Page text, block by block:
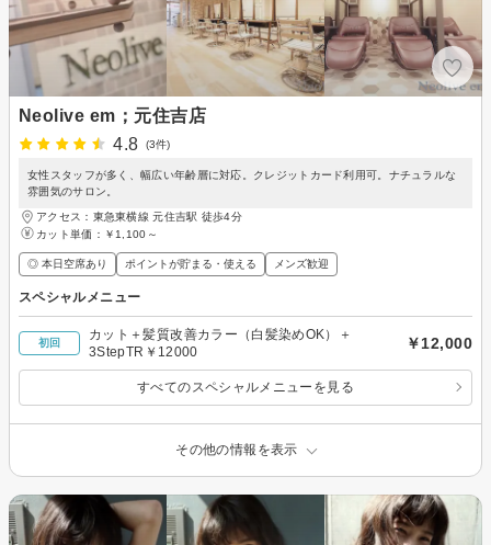
Neolive em；元住吉店
4.8
(3件)
女性スタッフが多く、幅広い年齢層に対応。クレジットカード利用可。ナチュラルな
雰囲気のサロン。
アクセス：東急東横線 元住吉駅 徒歩4分
カット単価： ￥1,100～
◎ 本日空席あり ポイントが貯まる・使える メンズ歓迎
スペシャルメニュー
初回
カット＋髪質改善カラー（白髪染めOK）＋
3StepTR￥12000
￥12,000
すべてのスペシャルメニューを見る
その他の情報を表示